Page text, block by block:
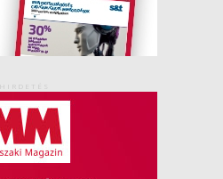
HIRDETÉS